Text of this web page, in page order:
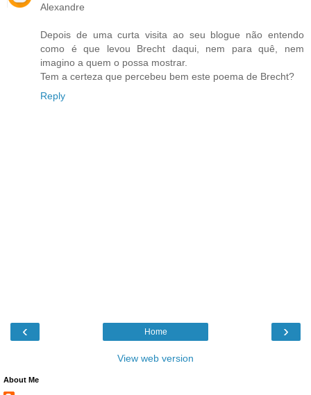
Alexandre
Depois de uma curta visita ao seu blogue não entendo
como é que levou Brecht daqui, nem para quê, nem
imagino a quem o possa mostrar.
Tem a certeza que percebeu bem este poema de Brecht?
Reply
‹ ›
Home
View web version
About Me